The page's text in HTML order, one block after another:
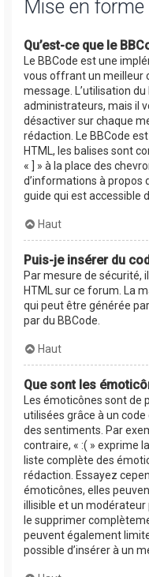
Mise en
Qu’est-ce que le
Le BBCode est une
vous offrant un meilleur
message. L’utilisation
administrateurs, mais il
désactiver sur chaque
rédaction. Le BBCode
HTML, les balises sont
« ] » à la place des
d’informations à propos
guide qui est accessible
Haut
Puis-je insérer du
Par mesure de sécurité,
HTML sur ce forum. La
qui peut être générée
par du BBCode.
Haut
Que sont les
Les émoticônes sont de
utilisées grâce à un
des sentiments. Par
contraire, « :( » exprime
liste complète des
rédaction. Essayez
émoticônes, elles
illisible et un
le supprimer
peuvent également
possible d’insérer à un